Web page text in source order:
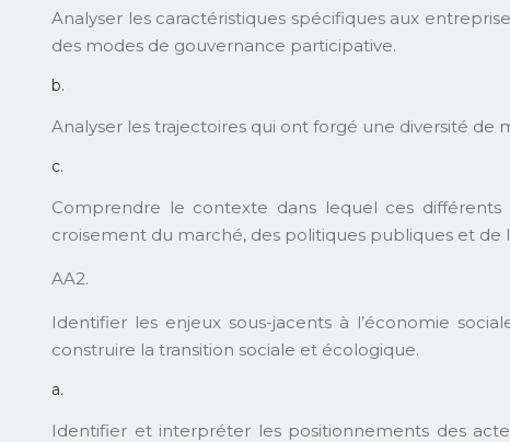
Analyser les caractéristiques spécifiques aux
des modes de gouvernance participative.
b.
Analyser les trajectoires qui ont forgé une diversité de
c.
Comprendre le contexte dans lequel ces
croisement du marché, des politiques publiques et de
AA2.
Identifier les enjeux sous-jacents à l’économie
construire la transition sociale et écologique.
a.
Identifier et interpréter les positionnements des